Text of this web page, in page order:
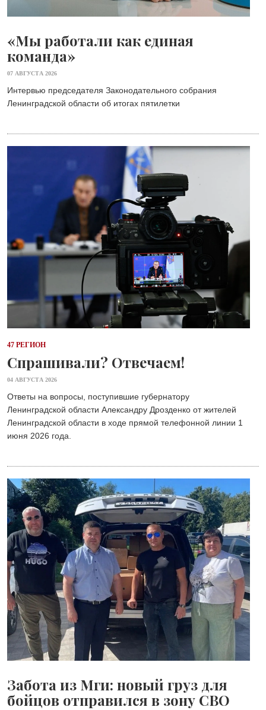
«Мы работали как единая
команда»
07 АВГУСТА 2026
Интервью председателя Законодательного собрания
Ленинградской области об итогах пятилетки
47 РЕГИОН
Спрашивали? Отвечаем!
04 АВГУСТА 2026
Ответы на вопросы, поступившие губернатору
Ленинградской области Александру Дрозденко от жителей
Ленинградской области в ходе прямой телефонной линии 1
июня 2026 года.
Забота из Мги: новый груз для
бойцов отправился в зону СВО